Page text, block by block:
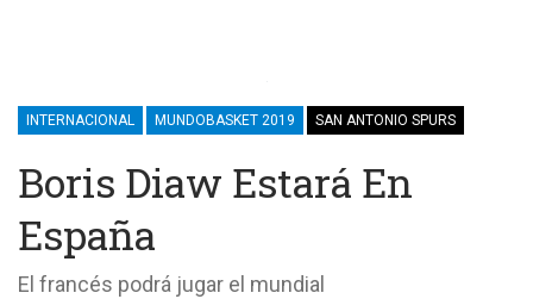
INTERNACIONAL MUNDOBASKET 2019 SAN ANTONIO SPURS
Boris Diaw Estará En
España
El francés podrá jugar el mundial